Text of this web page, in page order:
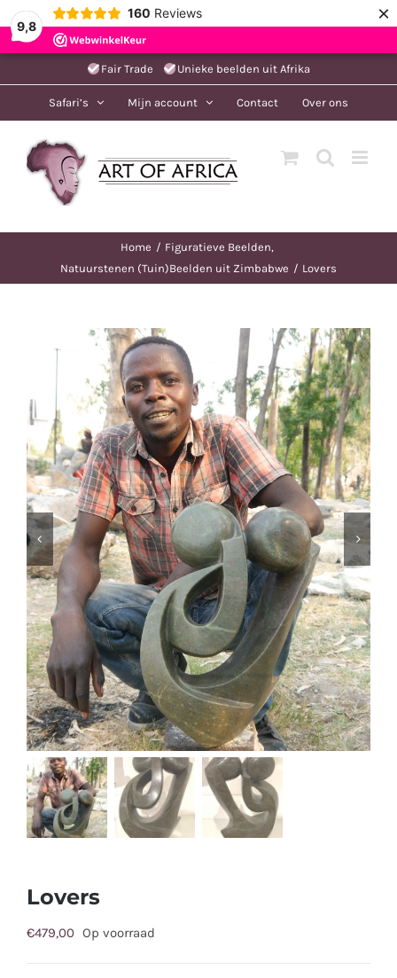
9,8
160 Reviews ×
naar
Fair Trade Unieke beelden uit Afrika
Safari’s Mijn account Contact Over ons
Home
Figuratieve Beelden
Natuurstenen (Tuin)Beelden uit Zimbabwe
Lovers
Lovers
€479,00 Op voorraad